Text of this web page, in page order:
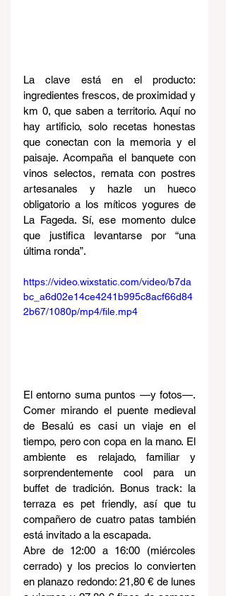
La clave está en el producto:
ingredientes frescos, de proximidad y
km 0, que saben a territorio. Aquí no
hay artificio, solo recetas honestas
que conectan con la memoria y el
paisaje. Acompaña el banquete con
vinos selectos, remata con postres
artesanales y hazle un hueco
obligatorio a los míticos yogures de
La Fageda. Sí, ese momento dulce
que justifica levantarse por “una
última ronda”.
https://video.wixstatic.com/video/b7da
bc_a6d02e14ce4241b995c8acf66d84
2b67/1080p/mp4/file.mp4
El entorno suma puntos —y fotos—.
Comer mirando el puente medieval
de Besalú es casi un viaje en el
tiempo, pero con copa en la mano. El
ambiente es relajado, familiar y
sorprendentemente cool para un
buffet de tradición. Bonus track: la
terraza es pet friendly, así que tu
compañero de cuatro patas también
está invitado a la escapada.
Abre de 12:00 a 16:00 (miércoles
cerrado) y los precios lo convierten
en planazo redondo: 21,80 € de lunes